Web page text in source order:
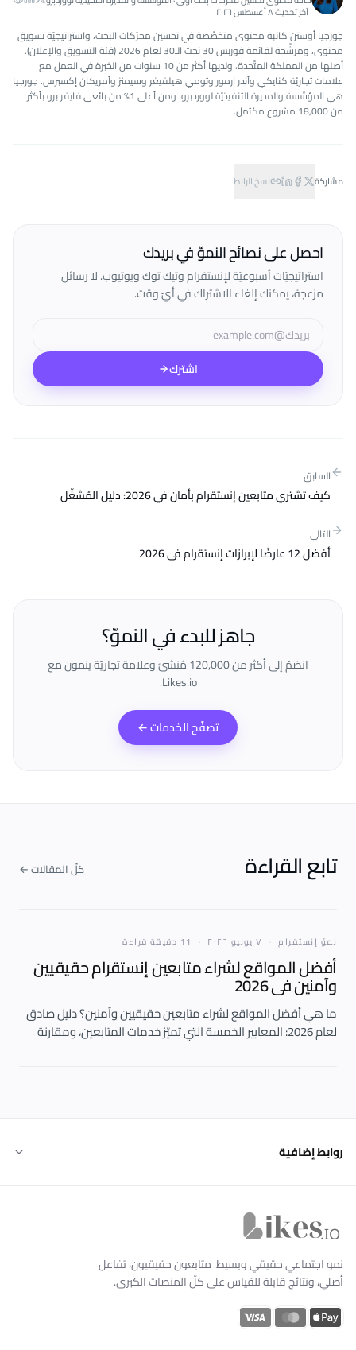
·آخر تحديث٨ أغسطس ٢٠٢٦
جورجيا أوستن كاتبة محتوى متخصِّصة في تحسين محرّكات البحث، واستراتيجيّة تسويق
محتوى، ومرشَّحة لقائمة فوربس 30 تحت الـ30 لعام 2026 (فئة التسويق والإعلان).
أصلها من المملكة المتّحدة، ولديها أكثر من 10 سنوات من الخبرة في العمل مع
علامات تجاريّة كنايكي وأندر آرمور وتومي هيلفيغر وسيمنز وأمريكان إكسبرس. جورجيا
هي المؤسِّسة والمديرة التنفيذيّة لووردبرو، ومن أعلى 1% من بائعي فايفر برو بأكثر
من 18,000 مشروع مكتمل.
مشاركة نسخ الرابط
احصل على نصائح النموّ في بريدك
استراتيجيّات أسبوعيّة لإنستقرام وتيك توك ويوتيوب. لا رسائل
مزعجة، يمكنك إلغاء الاشتراك في أيّ وقت.
اشترك
السابق
كيف تشتري متابعين إنستقرام بأمان في 2026: دليل المُشغِّل
التالي
أفضل 12 عارضًا لإبرازات إنستقرام في 2026
جاهز للبدء في النموّ؟
انضمّ إلى أكثر من 120,000 مُنشئ وعلامة تجاريّة ينمون مع
Likes.io.
تصفّح الخدمات←
تابع القراءة كلّ المقالات←
نموّ إنستقرام · ٧ يونيو ٢٠٢٦ · 11 دقيقة قراءة
أفضل المواقع لشراء متابعين إنستقرام حقيقيين
وآمنين في 2026
ما هي أفضل المواقع لشراء متابعين حقيقيين وآمنين؟ دليل صادق
لعام 2026: المعايير الخمسة التي تميّز خدمات المتابعين، ومقارنة
روابط إضافية
نمو اجتماعي حقيقي وبسيط. متابعون حقيقيون، تفاعل
أصلي، ونتائج قابلة للقياس على كلّ المنصات الكبرى.